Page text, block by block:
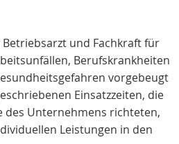
und Fachkraft für
Berufskrankheiten
vorgebeugt
Einsatzzeiten, die
des Unternehmens richteten,
Leistungen in den